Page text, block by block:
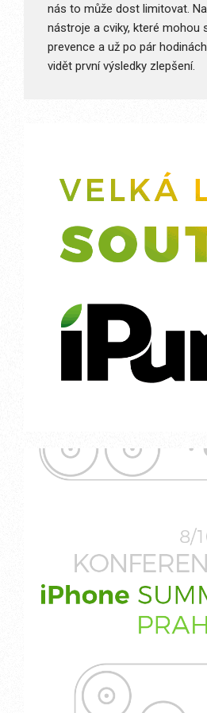
nás to může dost limitovat.
nástroje a cviky, které mohou
prevence a už po pár
vidět první výsledky zlepšení.